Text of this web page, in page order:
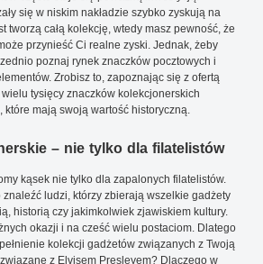
się w niskim nakładzie szybko zyskują na
tworzą całą kolekcję, wtedy masz pewność, że
przynieść Ci realne zyski. Jednak, żeby
poznaj rynek znaczków pocztowych i
Zrobisz to, zapoznając się z ofertą
tysięcy znaczków kolekcjonerskich
mają swoją wartość historyczną.
– nie tylko dla filatelistów
kąsek nie tylko dla zapalonych filatelistów.
znaleźć ludzi, którzy zbierają wszelkie gadżety
historią czy jakimkolwiek zjawiskiem kultury.
okazji i na cześć wielu postaciom. Dlatego
kolekcji gadżetów związanych z Twoją
z Elvisem Presleyem? Dlaczego w